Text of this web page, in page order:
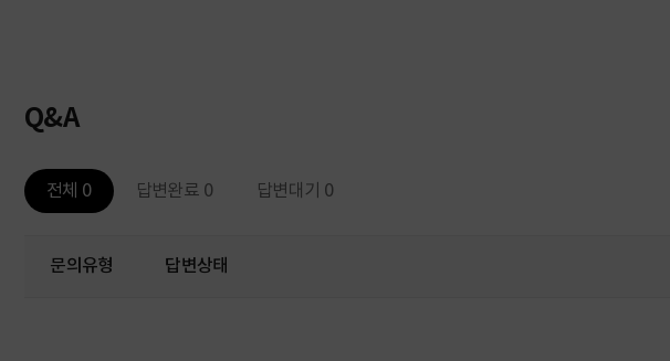
Q&A
전체 0 답변완료 0 답변대기 0
문의유형 답변상태